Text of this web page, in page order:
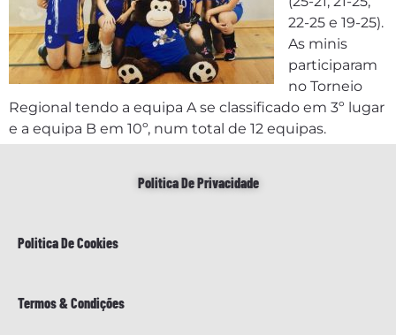
22-25 e 19-25).
As minis
participaram
no Torneio
Regional tendo a equipa A se classificado em 3º lugar
e a equipa B em 10º, num total de 12 equipas.
Politica De Privacidade
Politica De Cookies
Termos & Condições